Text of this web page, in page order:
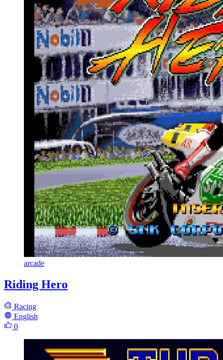
arcade
Riding Hero
Racing
English
0